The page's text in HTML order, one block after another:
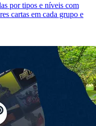
por tipos e níveis com
cartas em cada grupo e